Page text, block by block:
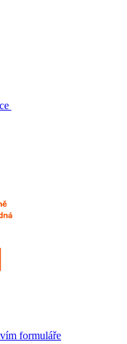
formuláře